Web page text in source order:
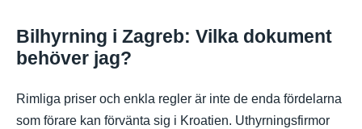
Bilhyrning i Zagreb: Vilka dokument
behöver jag?
Rimliga priser och enkla regler är inte de enda fördelarna
som förare kan förvänta sig i Kroatien. Uthyrningsfirmor